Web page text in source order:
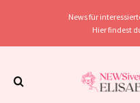
News für
Hier findest